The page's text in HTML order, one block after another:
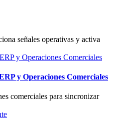
señales operativas y activa
y Operaciones Comerciales
comerciales para sincronizar